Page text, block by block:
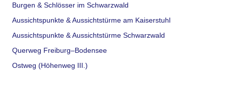
Burgen & Schlösser im Schwarzwald
Aussichtspunkte & Aussichtstürme am Kaiserstuhl
Aussichtspunkte & Aussichtstürme Schwarzwald
Querweg Freiburg–Bodensee
Ostweg (Höhenweg III.)